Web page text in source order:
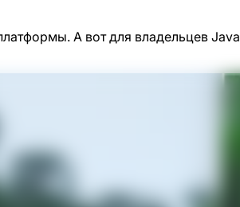
А вот для владельцев